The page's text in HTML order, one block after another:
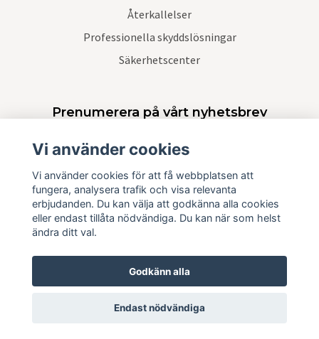
Återkallelser
Professionella skyddslösningar
Säkerhetscenter
Prenumerera på vårt nyhetsbrev
© 2026 Krisskydd Sverige AB
Vi använder cookies
Vi använder cookies för att få webbplatsen att
fungera, analysera trafik och visa relevanta
erbjudanden. Du kan välja att godkänna alla cookies
eller endast tillåta nödvändiga. Du kan när som helst
ändra ditt val.
Godkänn alla
Endast nödvändiga